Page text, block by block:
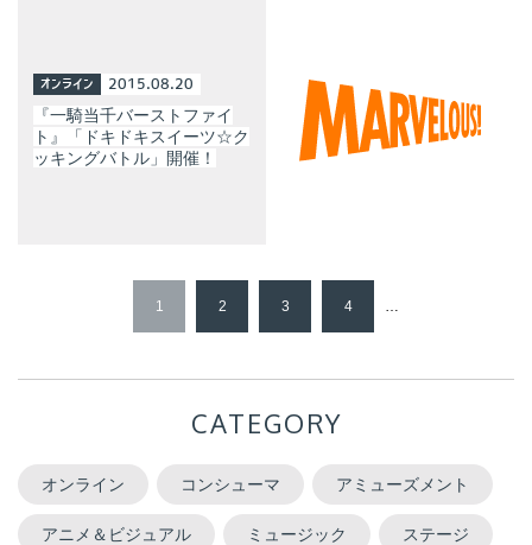
オンライン 2015.08.20
『一騎当千バーストファイ
ト』「ドキドキスイーツ☆ク
ッキングバトル」開催！
1 2 3 4 …
CATEGORY
オンライン コンシューマ アミューズメント
アニメ＆ビジュアル ミュージック ステージ